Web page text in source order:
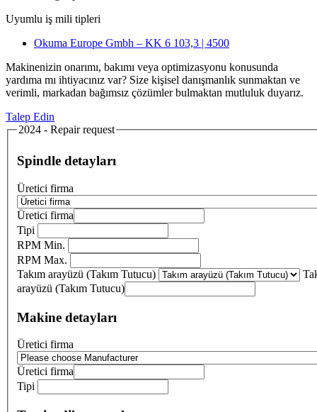
Uyumlu iş mili tipleri
Okuma Europe Gmbh – KK 6 103,3 | 4500
Makinenizin onarımı, bakımı veya optimizasyonu konusunda
yardıma mı ihtiyacınız var? Size kişisel danışmanlık sunmaktan ve
verimli, markadan bağımsız çözümler bulmaktan mutluluk duyarız.
Talep Edin
2024 - Repair request
Spindle detayları
Üretici firma
Üretici firma
Tipi
RPM Min.
RPM Max.
Takım arayüzü (Takım Tutucu)
arayüzü (Takım Tutucu)
Makine detayları
Üretici firma
Üretici firma
Tipi